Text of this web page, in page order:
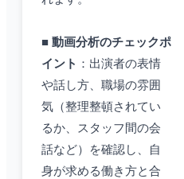
■ 動画分析のチェックポ
イント ：出演者の表情
や話し方、職場の雰囲
気（整理整頓されてい
るか、スタッフ間の会
話など）を確認し、自
身が求める働き方と合